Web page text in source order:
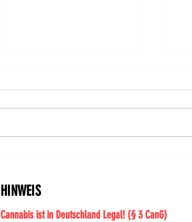
HINWEIS
Cannabis ist in Deutschland Legal! (§ 3 CanG)